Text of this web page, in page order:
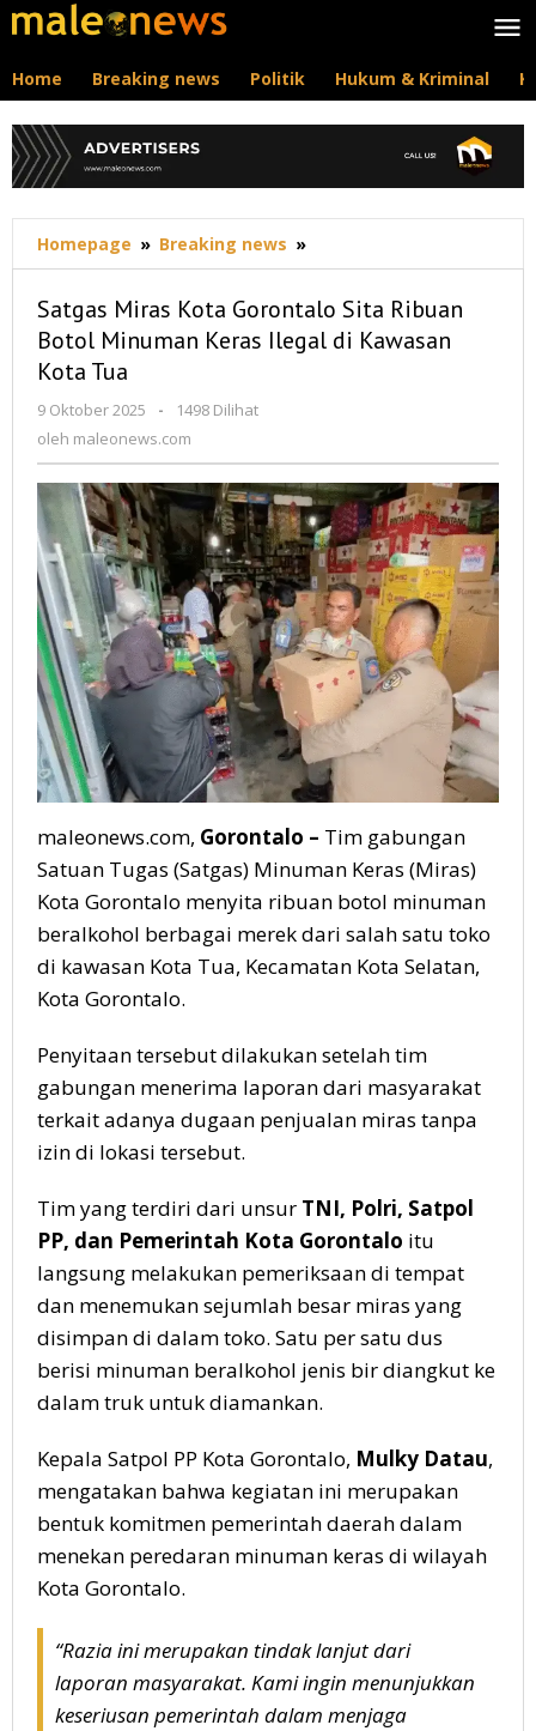
Lewati
ke
Home Breaking news Politik Hukum & Kriminal
Homepage » Breaking news »
Miras
Gorontalo
Sita
Ilegal
di
Kawasan
Kota
Tua
Satgas Miras Kota Gorontalo Sita Ribuan
Botol Minuman Keras Ilegal di Kawasan
Kota Tua
9 Oktober 2025
oleh
-
1498 Dilihat
oleh maleonews.com
maleonews.com, Gorontalo – Tim gabungan
Satuan Tugas (Satgas) Minuman Keras (Miras)
Kota Gorontalo menyita ribuan botol minuman
beralkohol berbagai merek dari salah satu toko
di kawasan Kota Tua, Kecamatan Kota Selatan,
Kota Gorontalo.
Penyitaan tersebut dilakukan setelah tim
gabungan menerima laporan dari masyarakat
terkait adanya dugaan penjualan miras tanpa
izin di lokasi tersebut.
Tim yang terdiri dari unsur TNI, Polri, Satpol
PP, dan Pemerintah Kota Gorontalo itu
langsung melakukan pemeriksaan di tempat
dan menemukan sejumlah besar miras yang
disimpan di dalam toko. Satu per satu dus
berisi minuman beralkohol jenis bir diangkut ke
dalam truk untuk diamankan.
Kepala Satpol PP Kota Gorontalo, Mulky Datau,
mengatakan bahwa kegiatan ini merupakan
bentuk komitmen pemerintah daerah dalam
menekan peredaran minuman keras di wilayah
Kota Gorontalo.
“Razia ini merupakan tindak lanjut dari
laporan masyarakat. Kami ingin menunjukkan
keseriusan pemerintah dalam menjaga